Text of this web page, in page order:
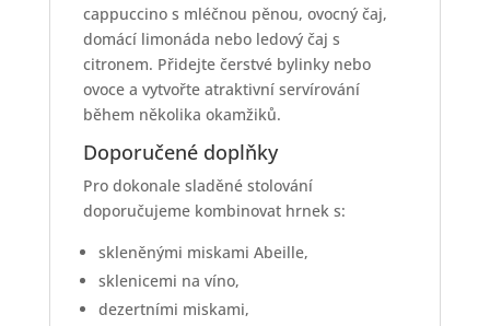
cappuccino s mléčnou pěnou, ovocný čaj,
domácí limonáda nebo ledový čaj s
citronem. Přidejte čerstvé bylinky nebo
ovoce a vytvořte atraktivní servírování
během několika okamžiků.
Doporučené doplňky
Pro dokonale sladěné stolování
doporučujeme kombinovat hrnek s:
skleněnými miskami Abeille,
sklenicemi na víno,
dezertními miskami,